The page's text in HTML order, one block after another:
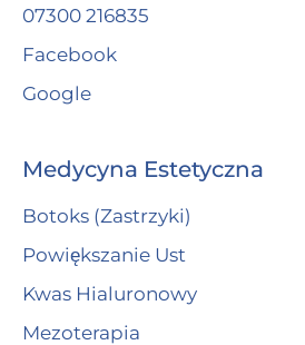
07300 216835
Facebook
Google
Medycyna Estetyczna
Botoks (Zastrzyki)
Powiększanie Ust
Kwas Hialuronowy
Mezoterapia